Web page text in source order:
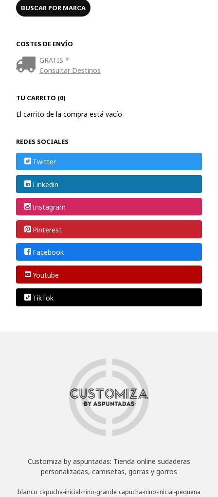
COSTES DE ENVÍO
GRATIS *
Consultar Destinos
TU CARRITO (0)
El carrito de la compra está vacío
REDES SOCIALES
Twitter
Linkedin
Instagram
Pinterest
Facebook
Youtube
TikTok
Customiza by aspuntadas: Tienda online sudaderas
personalizadas, camisetas, gorras y gorros
blanco capucha-inicial-nino-grande capucha-nino-inicial-pequena